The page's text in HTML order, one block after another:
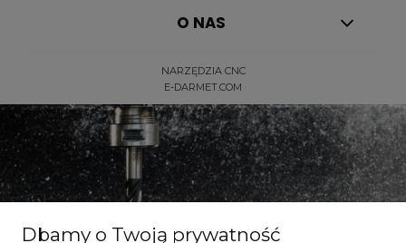
O NAS
NARZĘDZIA CNC
E-DARMET.COM
Dbamy o Twoją prywatność